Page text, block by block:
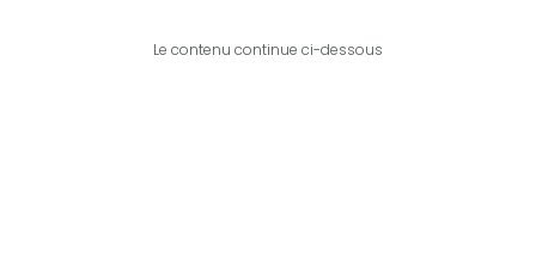
Le contenu continue ci-dessous